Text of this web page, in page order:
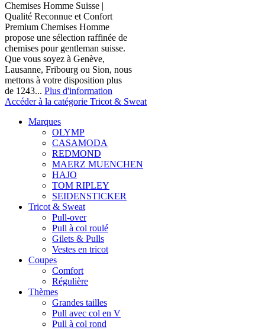
Chemises Homme Suisse |
Qualité Reconnue et Confort
Premium Chemises Homme
propose une sélection raffinée de
chemises pour gentleman suisse.
Que vous soyez à Genève,
Lausanne, Fribourg ou Sion, nous
mettons à votre disposition plus
de 1243... Plus d'information
Accéder à la catégorie Tricot & Sweat
Marques
OLYMP
CASAMODA
REDMOND
MAERZ MUENCHEN
HAJO
TOM RIPLEY
SEIDENSTICKER
Tricot & Sweat
Pull-over
Pull à col roulé
Gilets & Pulls
Vestes en tricot
Coupes
Comfort
Régulière
Thèmes
Grandes tailles
Pull avec col en V
Pull à col rond